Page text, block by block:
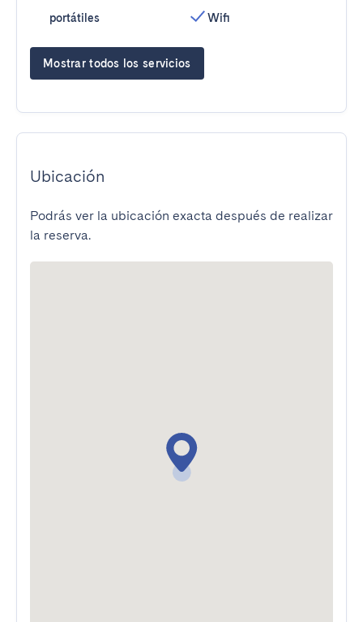
portátiles
Wifi
Mostrar todos los servicios
Ubicación
Podrás ver la ubicación exacta después de realizar
la reserva.